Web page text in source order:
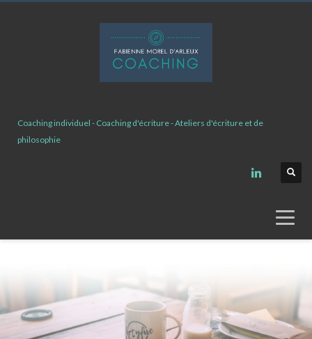
Coaching individuel - Coaching d'écriture - Ateliers d'écriture et de
philosophie